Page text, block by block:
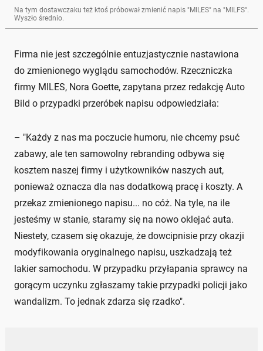
Na tym dostawczaku też ktoś próbował zmienić napis "MILES" na "MILFS".
Wyszło średnio.
Firma nie jest szczególnie entuzjastycznie nastawiona
do zmienionego wyglądu samochodów. Rzeczniczka
firmy MILES, Nora Goette, zapytana przez redakcję Auto
Bild o przypadki przeróbek napisu odpowiedziała:
– "Każdy z nas ma poczucie humoru, nie chcemy psuć
zabawy, ale ten samowolny rebranding odbywa się
kosztem naszej firmy i użytkowników naszych aut,
ponieważ oznacza dla nas dodatkową pracę i koszty. A
przekaz zmienionego napisu... no cóż. Na tyle, na ile
jesteśmy w stanie, staramy się na nowo oklejać auta.
Niestety, czasem się okazuje, że dowcipnisie przy okazji
modyfikowania oryginalnego napisu, uszkadzają też
lakier samochodu. W przypadku przyłapania sprawcy na
gorącym uczynku zgłaszamy takie przypadki policji jako
wandalizm. To jednak zdarza się rzadko".